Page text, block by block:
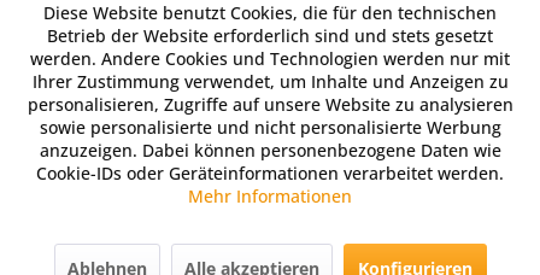
Diese Website benutzt Cookies, die für den technischen
Betrieb der Website erforderlich sind und stets gesetzt
werden. Andere Cookies und Technologien werden nur mit
Ihrer Zustimmung verwendet, um Inhalte und Anzeigen zu
personalisieren, Zugriffe auf unsere Website zu analysieren
sowie personalisierte und nicht personalisierte Werbung
anzuzeigen. Dabei können personenbezogene Daten wie
Cookie-IDs oder Geräteinformationen verarbeitet werden.
Mehr Informationen
Ablehnen Alle akzeptieren Konfigurieren